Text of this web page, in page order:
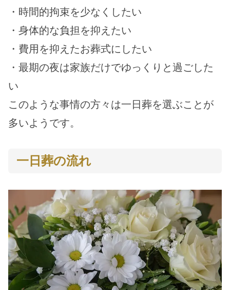
・時間的拘束を少なくしたい
・身体的な負担を抑えたい
・費用を抑えたお葬式にしたい
・最期の夜は家族だけでゆっくりと過ごした
い
このような事情の方々は一日葬を選ぶことが
多いようです。
一日葬の流れ